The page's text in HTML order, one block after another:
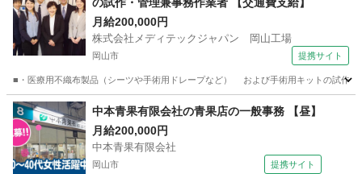
月給200,000円
株式会社メディテックジャパン 岡山工場
岡山市 提携サイト
■・医療用不織布製品（シーツや手術用ドレープなど） および手術用キットの試
岡山 岡山市 一般事務
中本青果有限会社の青果店の一般事務 【昼】
月給200,000円
中本青果有限会社
岡山市 提携サイト